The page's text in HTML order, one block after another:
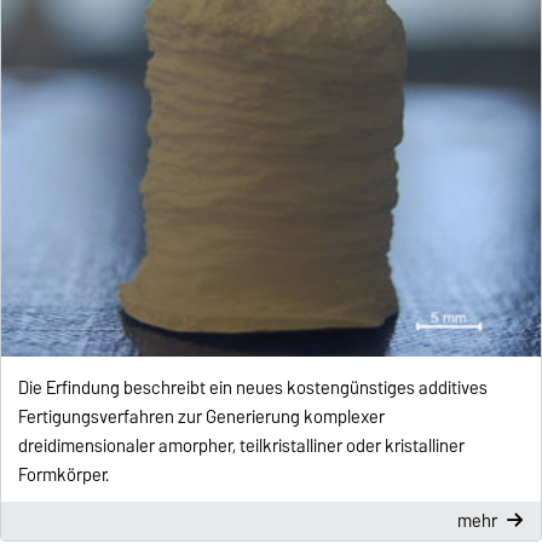
Die Erfindung beschreibt ein neues kostengünstiges additives
Fertigungsverfahren zur Generierung komplexer
dreidimensionaler amorpher, teilkristalliner oder kristalliner
Formkörper.
mehr